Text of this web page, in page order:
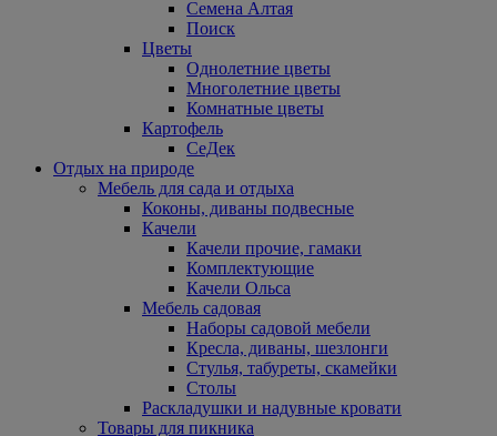
Семена Алтая
Поиск
Цветы
Однолетние цветы
Многолетние цветы
Комнатные цветы
Картофель
СеДек
Отдых на природе
Мебель для сада и отдыха
Коконы, диваны подвесные
Качели
Качели прочие, гамаки
Комплектующие
Качели Ольса
Мебель садовая
Наборы садовой мебели
Кресла, диваны, шезлонги
Стулья, табуреты, скамейки
Столы
Раскладушки и надувные кровати
Товары для пикника